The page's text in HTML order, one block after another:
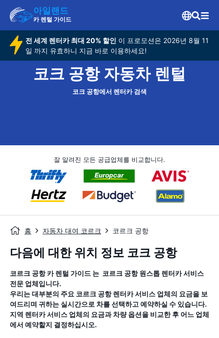
아일랜드
카 렌털 가이드
전 세계 렌터카 최대 20% 할인 이 프로모션은 2026년 8월 11
일 까지 유효하니 지금 바로 이용하세요!
코크 공항 자동차 렌털
코크 공항에서 렌터카 검색
잘 알려진 모든 공급업체를 비교합니다.
홈 자동차 대여 코르크 코르크 공항
다음에 대한 위치 정보 코크 공항
코르크 공항카 렌털 가이드 는 코르크 공항원스톱 렌터카 서비스
전문 업체입니다.
우리는 대부분의 주요 코르크 공항렌터카 서비스 업체의 요금을 보
여드리며 귀하는 실시간으로 차를 선택하고 예약하실 수 있습니다.
지역 렌터카 서비스 업체의 요금과 차량 옵션을 비교한 후 어느 업체
에서 예약할지 결정하십시오.